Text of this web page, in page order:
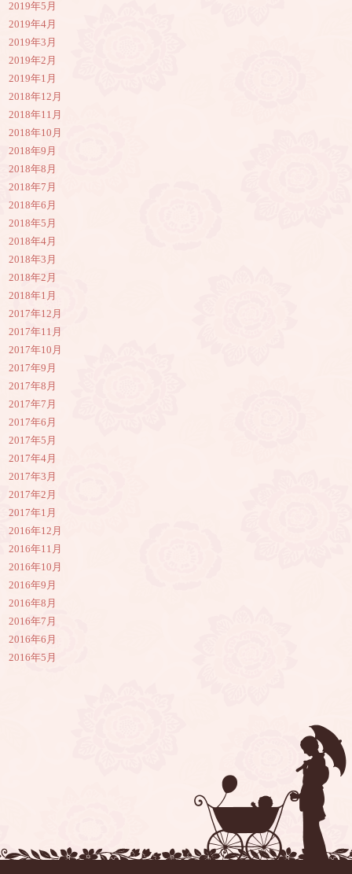
2019年5月
2019年4月
2019年3月
2019年2月
2019年1月
2018年12月
2018年11月
2018年10月
2018年9月
2018年8月
2018年7月
2018年6月
2018年5月
2018年4月
2018年3月
2018年2月
2018年1月
2017年12月
2017年11月
2017年10月
2017年9月
2017年8月
2017年7月
2017年6月
2017年5月
2017年4月
2017年3月
2017年2月
2017年1月
2016年12月
2016年11月
2016年10月
2016年9月
2016年8月
2016年7月
2016年6月
2016年5月